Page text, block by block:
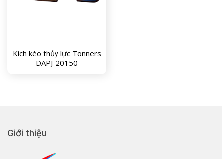
Kích kéo thủy lực Tonners
DAPJ-20150
Giới thiệu